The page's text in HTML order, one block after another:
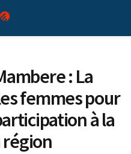
: La
femmes pour
à la